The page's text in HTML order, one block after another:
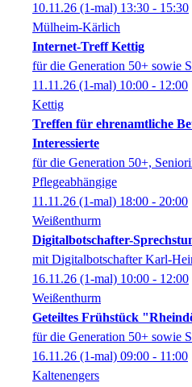
10.11.26 (1-mal) 13:30 - 15:30
Mülheim-Kärlich
Internet-Treff Kettig
für die Generation 50+ sowie
11.11.26 (1-mal) 10:00 - 12:00
Kettig
Treffen für ehrenamtliche
Interessierte
für die Generation 50+,
Pflegeabhängige
11.11.26 (1-mal) 18:00 - 20:00
Weißenthurm
Digitalbotschafter-
mit Digitalbotschafter Karl-
16.11.26 (1-mal) 10:00 - 12:00
Weißenthurm
Geteiltes Frühstück
für die Generation 50+ sowie
16.11.26 (1-mal) 09:00 - 11:00
Kaltenengers